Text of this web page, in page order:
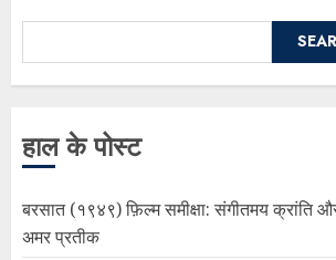
हाल के पोस्ट
बरसात (१९४९) फ़िल्म समीक्षा: संगीतमय क्रांति
अमर प्रतीक